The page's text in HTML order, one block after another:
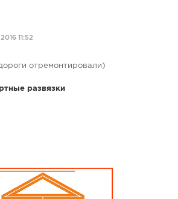
11:52
отремонтировали)
развязки